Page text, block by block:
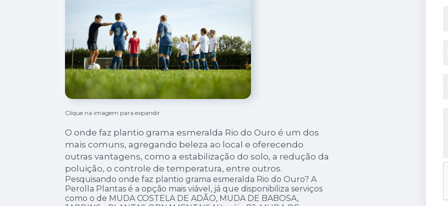
Clique na imagem para expandir
O onde faz plantio grama esmeralda Rio do Ouro é um dos
mais comuns, agregando beleza ao local e oferecendo
outras vantagens, como a estabilização do solo, a redução da
poluição, o controle de temperatura, entre outros.
Pesquisando onde faz plantio grama esmeralda Rio do Ouro? A
Perolla Plantas é a opção mais viável, já que disponibiliza serviços
como o de MUDA COSTELA DE ADÃO, MUDA DE BABOSA,